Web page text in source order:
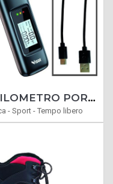
ETILOMETRO PORTATILE VIGOR RICARICABILE USB-C
- Sport - Tempo libero